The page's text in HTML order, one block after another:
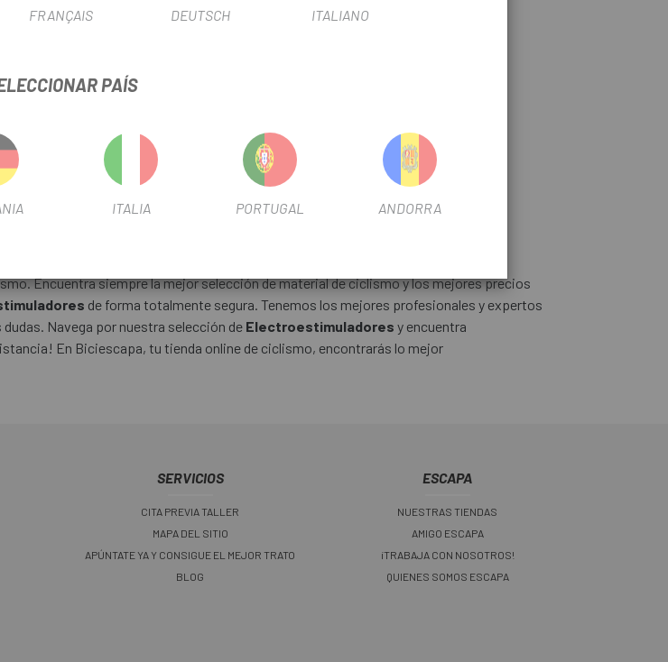
SIN STOCK
Encuentra siempre la mejor selección de material de ciclismo y los mejores precios
de forma totalmente segura. Tenemos los mejores profesionales y expertos
Navega por nuestra selección de Electroestimuladores y encuentra
En Biciescapa, tu tienda online de ciclismo, encontrarás lo mejor
SERVICIOS
CITA PREVIA TALLER
MAPA DEL SITIO
APÚNTATE YA Y CONSIGUE EL MEJOR TRATO
BLOG
ESCAPA
NUESTRAS TIENDAS
AMIGO ESCAPA
¡TRABAJA CON NOSOTROS!
QUIENES SOMOS ESCAPA
FRANÇAIS DEUTSCH ITALIANO
PAÍS
ITALIA PORTUGAL ANDORRA